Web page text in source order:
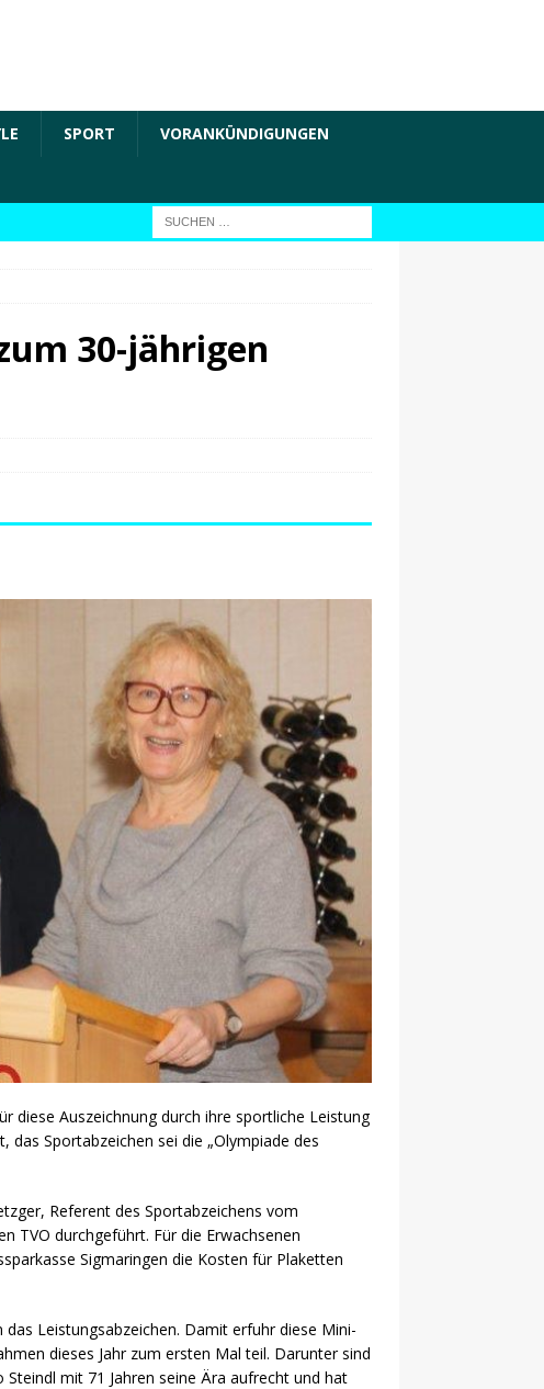
SPORT VORANKÜNDIGUNGEN
30-jährigen
diese Auszeichnung durch ihre sportliche Leistung
Sportabzeichen sei die „Olympiade des
Referent des Sportabzeichens vom
TVO durchgeführt. Für die Erwachsenen
Sigmaringen die Kosten für Plaketten
Leistungsabzeichen. Damit erfuhr diese Mini-
dieses Jahr zum ersten Mal teil. Darunter sind
mit 71 Jahren seine Ära aufrecht und hat